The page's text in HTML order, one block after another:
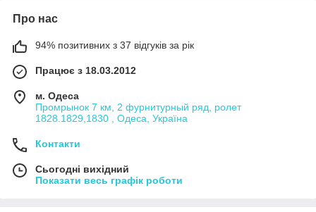
Про нас
94% позитивних з 37 відгуків за рік
Працює з 18.03.2012
м. Одеса
Промрынок 7 км, 2 фурнитурный ряд, ролет
1828.1829,1830 , Одеса, Україна
Контакти
Сьогодні вихідний
Показати весь графік роботи